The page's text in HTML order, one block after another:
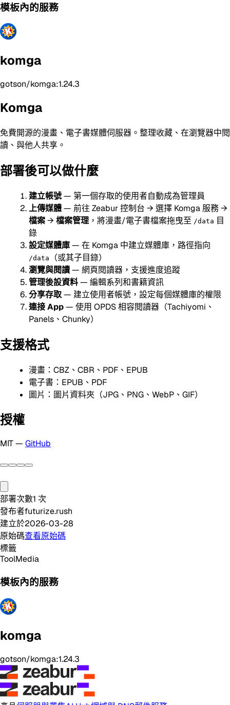
模板內的服務
komga
gotson/komga:1.24.3
Komga
免費開源的漫畫、電子書媒體伺服器。整理收藏、在瀏覽器中閱
讀、與他人共享。
部署後可以做什麼
建立帳號— 第一個存取的使用者自動成為管理員
上傳媒體— 前往 Zeabur 控制台 → 選擇 Komga 服務 →
檔案→ 檔案管理 ，將漫畫/電子書檔案拖曳至 /data 目
錄
設定媒體庫— 在 Komga 中建立媒體庫，路徑指向
/data
（或其子目錄）
瀏覽與閱讀— 網頁閱讀器，支援進度追蹤
管理後設資料— 編輯系列和書籍資訊
分享存取— 建立使用者帳號，設定每個媒體庫的權限
連接 App— 使用 OPDS 相容閱讀器（Tachiyomi、
Panels、Chunky）
支援格式
漫畫：CBZ、CBR、PDF、EPUB
電子書：EPUB、PDF
圖片：圖片資料夾（JPG、PNG、WebP、GIF）
授權
MIT — GitHub
部署次數1 次
發布者futurize.rush
建立於2026-03-28
原始碼查看原始碼
標籤
ToolMedia
模板內的服務
komga
gotson/komga:1.24.3